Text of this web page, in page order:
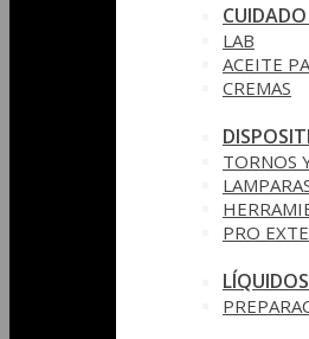
LAB
ACEITE
CREMAS
TORNOS
PRO
LÍQUIDOS